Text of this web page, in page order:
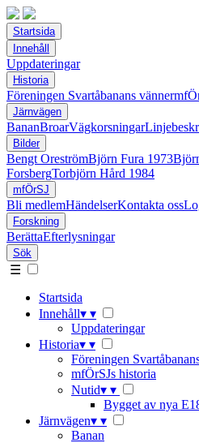
Startsida
Innehåll
Uppdateringar
Historia
Föreningen Svartåbanans vänner
Järnvägen
BananBroarVägkorsningar
Bilder
Bengt OreströmBjörn Fura 1973
ForsbergTorbjörn Hård 1984
mfÖrSJ
Bli medlemHändelserKontakta oss
Forskning
BerättaEfterlysningar
Sök
☰
Startsida
Innehåll▾ ▾
Uppdateringar
Historia▾ ▾
Föreningen
mfÖrSJs historia
Nutid▾ ▾
Bygget av nya
Järnvägen▾ ▾
Banan